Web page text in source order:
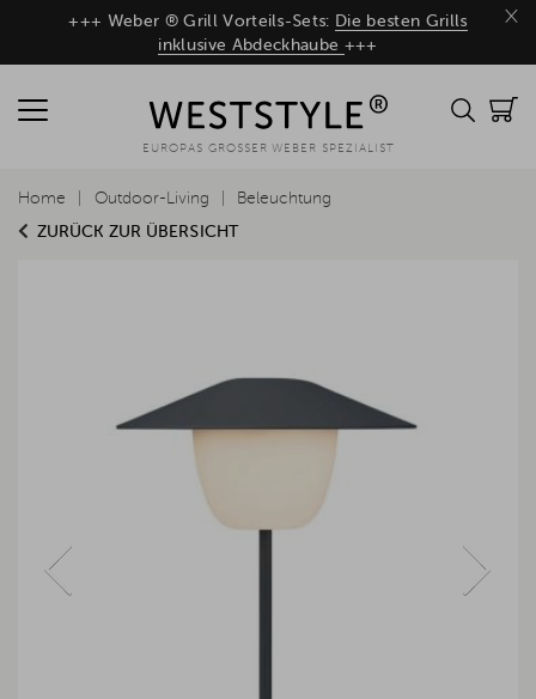
×
+++ Weber ® Grill Vorteils-Sets: Die besten Grills
inklusive Abdeckhaube +++
EUROPAS GROSSER WEBER SPEZIALIST
ZURÜCK ZUR ÜBERSICHT
Home Outdoor-Living Beleuchtung